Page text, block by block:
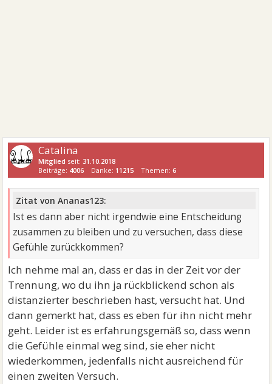
Catalina
Mitglied seit:31.10.2018
Beiträge: 4006 Danke: 11215 Themen:6
Zitat von Ananas123:
Ist es dann aber nicht irgendwie eine Entscheidung
zusammen zu bleiben und zu versuchen, dass diese
Gefühle zurückkommen?
Ich nehme mal an, dass er das in der Zeit vor der
Trennung, wo du ihn ja rückblickend schon als
distanzierter beschrieben hast, versucht hat. Und
dann gemerkt hat, dass es eben für ihn nicht mehr
geht. Leider ist es erfahrungsgemäß so, dass wenn
die Gefühle einmal weg sind, sie eher nicht
wiederkommen, jedenfalls nicht ausreichend für
einen zweiten Versuch.